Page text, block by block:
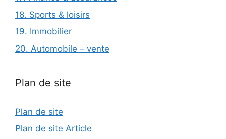
18. Sports & loisirs
19. Immobilier
20. Automobile – vente
Plan de site
Plan de site
Plan de site Article